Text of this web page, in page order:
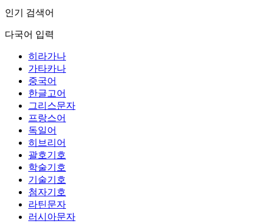
인기 검색어
다국어 입력
히라가나
가타카나
중국어
한글고어
그리스문자
프랑스어
독일어
히브리어
괄호기호
학술기호
기술기호
첨자기호
라틴문자
러시아문자